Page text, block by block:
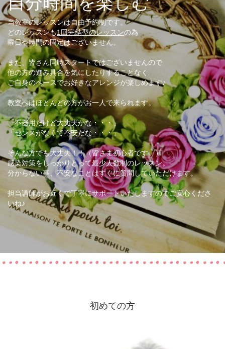
当教室のレッスンは自由予約制です。
どのレッスンも1回完結型のレッスンの為
曜日や時間の固定はございません。
また、皆さん同時スタートではございませんので
他の方の進み具合を気にしたりすることなく
ご自身のペースでお好きなアレンジが楽しめます♪
教室へはほとんどの方がお一人で来られます。
「不器用だけど大丈夫かな・・・」
「センスがなくて不安だな・・・」
そんな方でも大丈夫！！（皆さま初心者です。）
感染対策をしっかりとって最少人数制のレッスン。
分からない事、不安なことはすぐに質問していただけます。
担当講師がお近くで丁寧にサポートいたしますのでご安心くださ
いね♪
初めての方